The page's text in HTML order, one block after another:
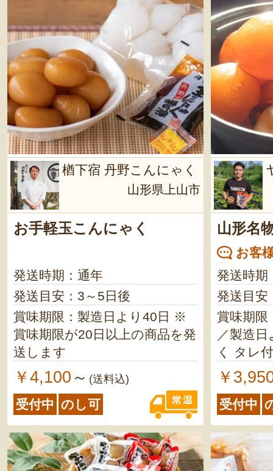
楢下宿 丹野こんにゃく
山形県上山市
お手軽玉こんにゃく
発送時期：通年
発送目安：3～5日後
賞味期限：製造日より40日 ※
賞味期限が20日以上の商品を発
送します
￥4,100 ～ (送料込)
受付中 のし可
山形名
お客
発送時期
発送目安
賞味期限
／製造日より
く タレ
￥
受付中